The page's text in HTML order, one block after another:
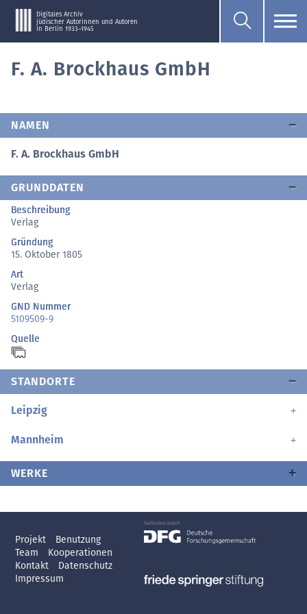
Digitales Archiv
jüdischer Autorinnen und Autoren
in Berlin 1933–1945
F. A. Brockhaus GmbH
NAMEN
F. A. Brockhaus GmbH
GRUNDDATEN
Beschreibung
Verlag
Gründung
15. Oktober 1805
Art
Verlag
GND Nummer
5109509-9
Quelle
STANDORTE
Leipzig
Mannheim
WERKE
Projekt
Benutzung
Team
Kooperationen
Kontakt
Datenschutz
Impressum